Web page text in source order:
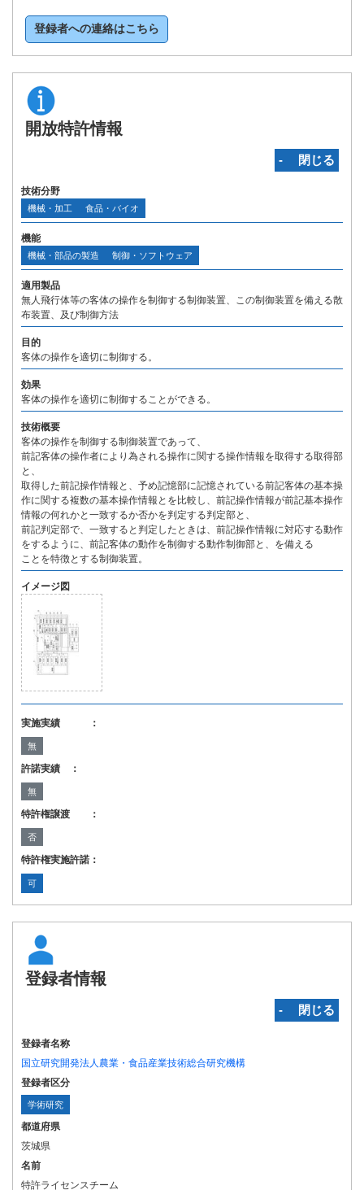
登録者への連絡はこちら
開放特許情報
‐ 閉じる
技術分野
機械・加工 食品・バイオ
機能
機械・部品の製造 制御・ソフトウェア
適用製品
無人飛行体等の客体の操作を制御する制御装置、この制御装置を備える散
布装置、及び制御方法
目的
客体の操作を適切に制御する。
効果
客体の操作を適切に制御することができる。
技術概要
客体の操作を制御する制御装置であって、
前記客体の操作者により為される操作に関する操作情報を取得する取得部
と、
取得した前記操作情報と、予め記憶部に記憶されている前記客体の基本操
作に関する複数の基本操作情報とを比較し、前記操作情報が前記基本操作
情報の何れかと一致するか否かを判定する判定部と、
前記判定部で、一致すると判定したときは、前記操作情報に対応する動作
をするように、前記客体の動作を制御する動作制御部と、を備える
ことを特徴とする制御装置。
イメージ図
実施実績 ：
無
許諾実績 ：
無
特許権譲渡 ：
否
特許権実施許諾：
可
登録者情報
‐ 閉じる
登録者名称
国立研究開発法人農業・食品産業技術総合研究機構
登録者区分
学術研究
都道府県
茨城県
名前
特許ライセンスチーム